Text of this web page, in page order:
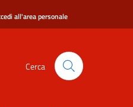
all'area personale
Cerca